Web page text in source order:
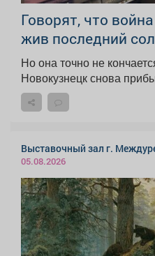
Говорят, что
жив последний
Но она точно не
Новокузнецк снова
Выставочный зал г.
05.08.2026